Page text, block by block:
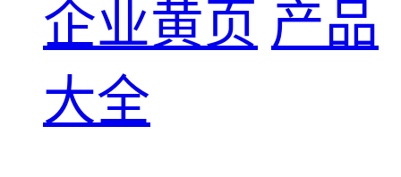
企业黄页 产品
大全